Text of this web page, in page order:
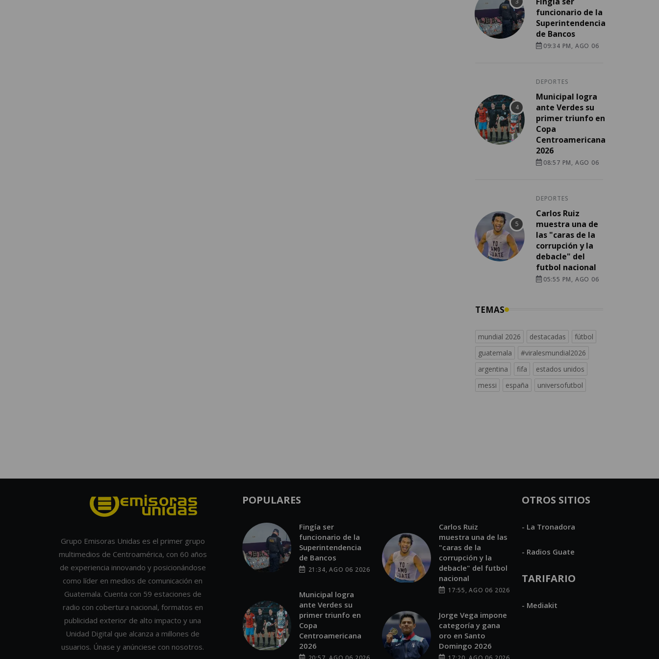
funcionario de la
Superintendencia
de Bancos
09:34 PM, AGO 06
DEPORTES
Municipal logra
ante Verdes su
primer triunfo en
Copa
Centroamericana
2026
08:57 PM, AGO 06
DEPORTES
Carlos Ruiz
muestra una de
las "caras de la
corrupción y la
debacle" del
futbol nacional
05:55 PM, AGO 06
TEMAS
mundial 2026 destacadas
fútbol
guatemala
#viralesmundial2026
argentina
fifa
estados unidos
messi
españa universofutbol
Grupo Emisoras Unidas es el primer grupo
multimedios de Centroamérica, con 60 años
de experiencia innovando y posicionándose
como líder en medios de comunicación en
Guatemala. Cuenta con 59 estaciones de
radio con cobertura nacional, formatos en
publicidad exterior de alto impacto y una
Unidad Digital que alcanza a millones de
usuarios. Únase y anúnciese con nosotros.
POPULARES
Fingía ser
funcionario de la
Superintendencia
de Bancos
21:34, AGO 06 2026
Municipal logra
ante Verdes su
primer triunfo en
Copa
Centroamericana
2026
Carlos Ruiz
muestra una de las
"caras de la
corrupción y la
debacle" del futbol
nacional
17:55, AGO 06 2026
Jorge Vega impone
categoría y gana
oro en Santo
Domingo 2026
OTROS SITIOS
- La Tronadora
- Radios Guate
TARIFARIO
- Mediakit